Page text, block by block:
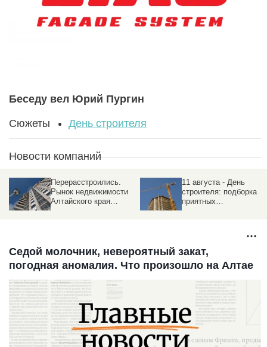
Беседу вел Юрий Пургин
Сюжеты День строителя
Новости компаний
Перерасстроились.
Рынок недвижимости
Алтайского края
11 августа - День
строителя: подборка
приятных
Седой молочник, невероятный закат,
погодная аномалия. Что произошло на Алтае